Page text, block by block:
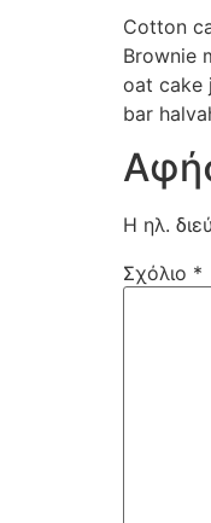
Cotton
Brownie
oat cake
bar
Η ηλ.
Σχόλιο *